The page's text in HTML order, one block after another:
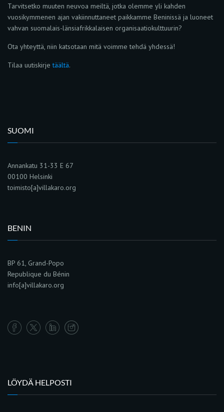
Tarvitsetko muuten neuvoa meiltä, jotka olemme yli kahden
vuosikymmenen ajan vakiinnuttaneet paikkamme Beninissä ja luoneet
vahvan suomalais-länsiafrikkalaisen organisaatiokulttuurin?
Ota yhteyttä, niin katsotaan mitä voimme tehdä yhdessä!
Tilaa uutiskirjetäältä.
SUOMI
Annankatu 31-33 E 67
00100 Helsinki
toimisto[a]villakaro.org
BENIN
BP 61, Grand-Popo
Republique du Bénin
info[a]villakaro.org
LÖYDÄ HELPOSTI